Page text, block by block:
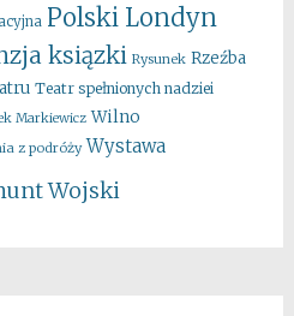
Polski Londyn
ksiązki Rysunek Rzeźba
Teatr spełnionych nadziei
Markiewicz Wilno
z podróży Wystawa
Wojski